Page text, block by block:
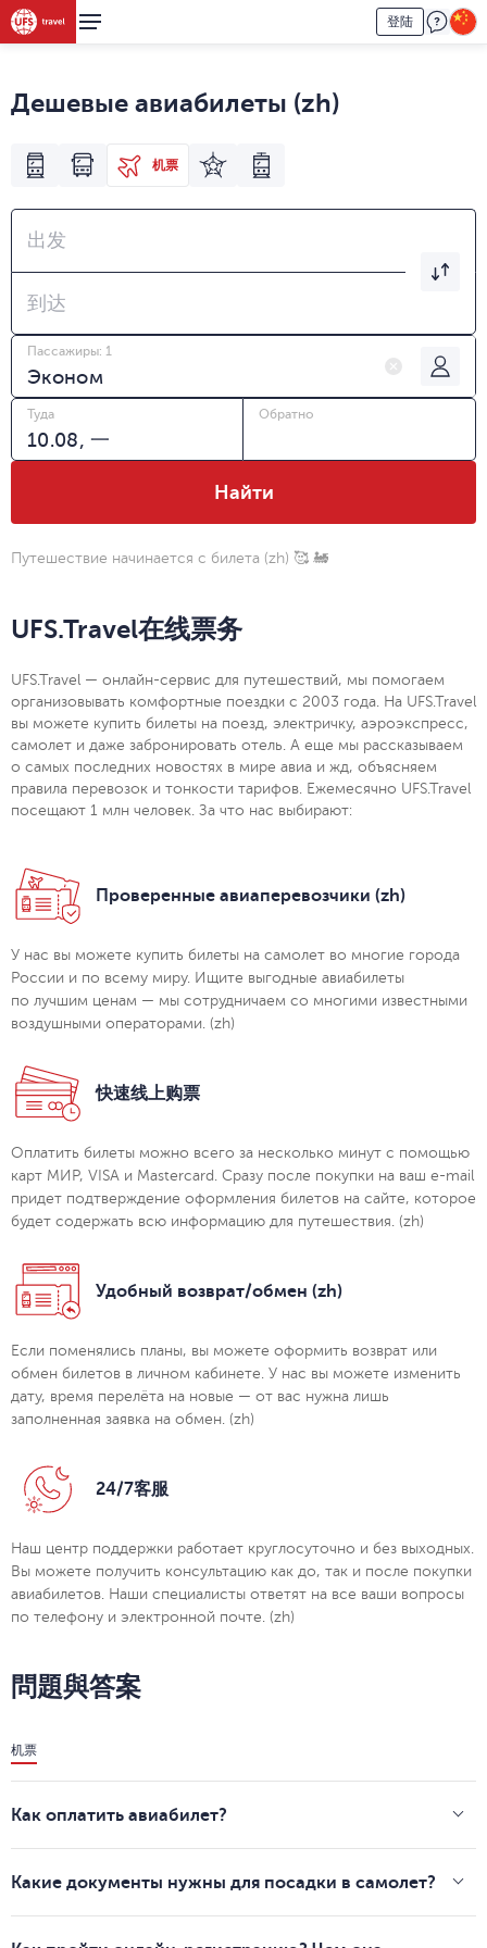
登陆
Дешевые авиабилеты (zh)
机票
出发
到达
Пассажиры: 1
Туда Обратно
Найти
Путешествие начинается с билета (zh) 🥰 🚂
UFS.Travel在线票务
UFS.Travel — онлайн-сервис для путешествий, мы помогаем
организовывать комфортные поездки с 2003 года. На UFS.Travel
вы можете купить билеты на поезд, электричку, аэроэкспресс,
самолет и даже забронировать отель. А еще мы рассказываем
о самых последних новостях в мире авиа и жд, объясняем
правила перевозок и тонкости тарифов. Ежемесячно UFS.Travel
посещают 1 млн человек. За что нас выбирают:
Проверенные авиаперевозчики (zh)
У нас вы можете купить билеты на самолет во многие города
России и по всему миру. Ищите выгодные авиабилеты
по лучшим ценам — мы сотрудничаем со многими известными
воздушными операторами. (zh)
快速线上购票
Оплатить билеты можно всего за несколько минут с помощью
карт МИР, VISA и Mastercard. Сразу после покупки на ваш e-mail
придет подтверждение оформления билетов на сайте, которое
будет содержать всю информацию для путешествия. (zh)
Удобный возврат/обмен (zh)
Если поменялись планы, вы можете оформить возврат или
обмен билетов в личном кабинете. У нас вы можете изменить
дату, время перелёта на новые — от вас нужна лишь
заполненная заявка на обмен. (zh)
24/7客服
Наш центр поддержки работает круглосуточно и без выходных.
Вы можете получить консультацию как до, так и после покупки
авиабилетов. Наши специалисты ответят на все ваши вопросы
по телефону и электронной почте. (zh)
問題與答案
机票
Как оплатить авиабилет?
платежных систем Visa, MasterCard, Maestro, национальной
Какие документы нужны для посадки в самолет?